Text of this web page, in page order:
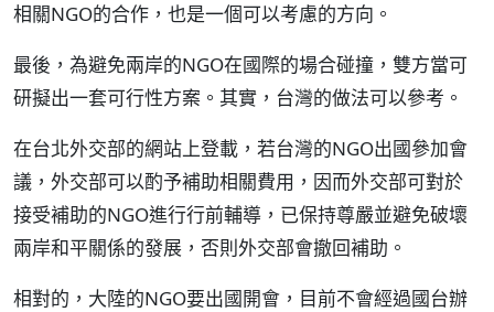
相關NGO的合作，也是一個可以考慮的方向。
最後，為避免兩岸的NGO在國際的場合碰撞，雙方當可
研擬出一套可行性方案。其實，台灣的做法可以參考。
在台北外交部的網站上登載，若台灣的NGO出國參加會
議，外交部可以酌予補助相關費用，因而外交部可對於
接受補助的NGO進行行前輔導，已保持尊嚴並避免破壞
兩岸和平關係的發展，否則外交部會撤回補助。
相對的，大陸的NGO要出國開會，目前不會經過國台辦